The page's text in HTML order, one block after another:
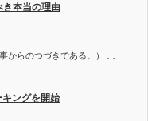
き本当の理由
からのつづきである。） …
ングを開始